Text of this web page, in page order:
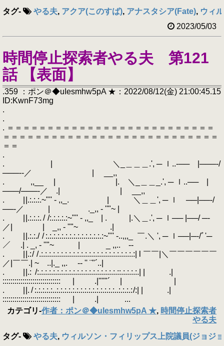
タグ- やる夫, アクア(このすば), アナスタシア(Fate), ウィ
2023/05/03
時間停止探索者やる夫 第121
話 【表面】
.359 ：ポン＠◆uIesmhw5pA ★：2022/08/12(金) 21:00:45.15
ID:KwnF73mg
.
.
. ＝＝＝＝＝＝＝＝＝＝＝＝＝＝＝＝＝＝＝＝＝＝＝＝＝＝
＝＝＝＝＝＝＝＝＝＝＝＝＝＝＝＝＝＝＝＝＝＝＝＝＝＝＝
＝＝
.
. | ＼_＿＿＿.', ─ ｌ..‐── |───‐/
───‐‐／ | __,,
. ,,__ | |. ＼_＿＿_.', ─ ｌ..── |
───/───‐／ .| | __,,
. | |.:.:.:.~"'' - ,,_. | ＼＿＿', ─ ｌ ──|──‐/
──‐／ | ._,, - ''"~ |
. | |.:.:.:. / /:.:.:.:.:~"'' - ,,_ | . |.＼＿.', ─ ｌ── |──/ ─‐
／| | _,, - ''"~ .|
. | |.:.:./ / :.:.:.:.:.:.:.:.:.:.:.:.:.:.:~"'' -..,,,_ ￣.＼ ', ─ ｌ──|─‐/ﾞ'─
／ .| . _, - ''"~ | _ ,,.. -‐
. | |.: / / .:.:.:.:.:.:.:.:.:.:.:.:.:.:.:.:.:.:.:.:.:.:.:.:| l ￣￣|＼￣￣￣￣￣￣
／|￣￣.| ~ ..|._ ,,. -‐ '' ¨"´..|
. | |.: /:.:.:.:.:.:.:.:.:.:.:.:.:.:.:.:.:.:.:.:.::.:.:.:.:.| | .|
::::::::::::::::::::::::::::: | .|''''"´ | |
. | |. / :.:.:.:.:..:.:.:.:.:.:.:.:.:.:.:.:.:.:.:..:.:.:.: /:| | .|
::::::::::::::::::::::::::::: | .| ...
カテゴリ-作者：ポン＠◆uIesmhw5pA ★, 時間停止探索者
やる夫
タグ- やる夫, ウィルソン・フィリップス上院議員(ジョジ